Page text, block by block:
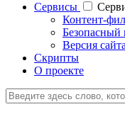
Cервисы
Контент-
Безопасный
Версия
Скрипты
О проекте